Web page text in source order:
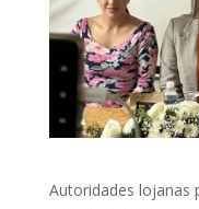
Autoridades lojanas